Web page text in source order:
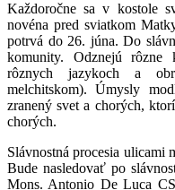
Každoročne sa v kostole
novéna pred sviatkom
potrvá do 26. júna. Do
komunity. Odznejú
rôznych jazykoch a
melchitskom). Úmysly
zranený svet a chorých,
chorých.
Slávnostná procesia ulicami
Bude nasledovať po
Mons. Antonio De Luca